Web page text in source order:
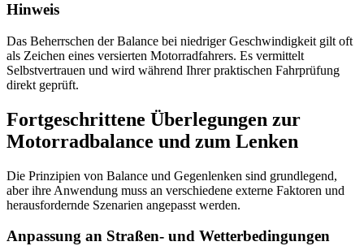
Hinweis
Das Beherrschen der Balance bei niedriger Geschwindigkeit gilt oft
als Zeichen eines versierten Motorradfahrers. Es vermittelt
Selbstvertrauen und wird während Ihrer praktischen Fahrprüfung
direkt geprüft.
Fortgeschrittene Überlegungen zur
Motorradbalance und zum Lenken
Die Prinzipien von Balance und Gegenlenken sind grundlegend,
aber ihre Anwendung muss an verschiedene externe Faktoren und
herausfordernde Szenarien angepasst werden.
Anpassung an Straßen- und Wetterbedingungen